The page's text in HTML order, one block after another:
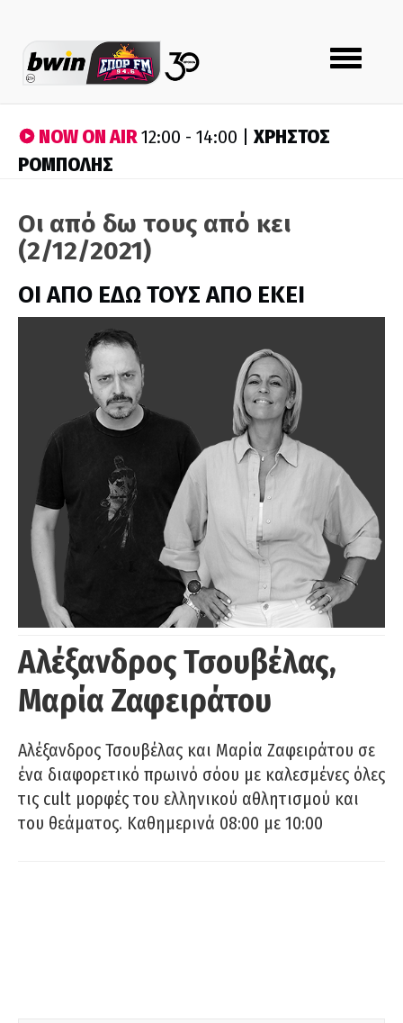
Toggle
navigation
NOW ON AIR12:00 - 14:00 | ΧΡΗΣΤΟΣ
ΡΟΜΠΟΛΗΣ
Οι από δω τους από κει
(2/12/2021)
ΟΙ ΑΠΟ ΕΔΩ ΤΟΥΣ ΑΠΟ ΕΚΕΙ
Αλέξανδρος Τσουβέλας,
Μαρία Ζαφειράτου
Αλέξανδρος Τσουβέλας και Μαρία Ζαφειράτου σε
ένα διαφορετικό πρωινό σόου με καλεσμένες όλες
τις cult μορφές του ελληνικού αθλητισμού και
του θεάματος. Καθημερινά 08:00 με 10:00